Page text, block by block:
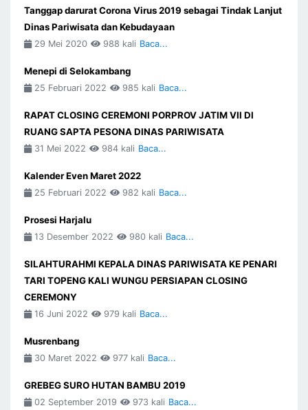
Tanggap darurat Corona Virus 2019 sebagai Tindak Lanjut
Dinas Pariwisata dan Kebudayaan
29 Mei 2020 988 kali Baca...
Menepi di Selokambang
25 Februari 2022 985 kali Baca...
RAPAT CLOSING CEREMONI PORPROV JATIM VII DI
RUANG SAPTA PESONA DINAS PARIWISATA
31 Mei 2022 984 kali Baca...
Kalender Even Maret 2022
25 Februari 2022 982 kali Baca...
Prosesi Harjalu
13 Desember 2022 980 kali Baca...
SILAHTURAHMI KEPALA DINAS PARIWISATA KE PENARI
TARI TOPENG KALI WUNGU PERSIAPAN CLOSING
CEREMONY
16 Juni 2022 979 kali Baca...
Musrenbang
30 Maret 2022 977 kali Baca...
GREBEG SURO HUTAN BAMBU 2019
02 September 2019 973 kali Baca...